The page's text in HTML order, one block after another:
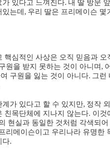
가 있다고 느껴진다. 내 딸 방문
는데 , 우리 딸은 프리메이슨 몇
핵심적인 사상은 오직 믿음과 오
원을 받지 못하는 것이 아니며 ,
구원을 잃는 것이 아니다. 그런
가 있다고 할 수 있지만, 정작
친목단체에 지나지 않는다. 이것
현실과 동일한 것처럼 각색되어
리메이슨이고 우리나라 유명한
다.